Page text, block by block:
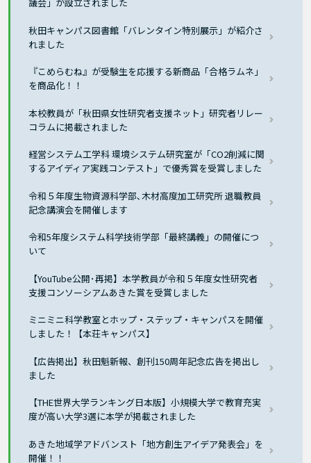
秋田キャンパス図書館「バレンタイン特別展示」が紹介さ
れました
『こめらむね』が受験生を応援する新商品「合格ラムネ」
を商品化！！
本校教員が「秋田県女性研究者支援ネット」研究者リレー
コラムに掲載されました
経営システム工学科 環境システム研究室が「CO2削減に関
するアイディア実践コンテスト」で優秀賞を受賞しました
令和５年度生物資源科学部､木材高度加工研究所 退職教員
記念講演会を開催します
令和5年度システム科学技術学部「最終講義」の開催につ
いて
【YouTube公開･再掲】本学教員が令和５年度女性研究者
支援コンソーシアムあきた賞を受賞しました
ミニミニ科学教室とホップ・ステップ・キャンパスを開催
しました！【本荘キャンパス】
【広告掲出】秋田魁新報、創刊150周年記念広告を掲出し
ました
【THE世界大学ランキング日本版】小規模大学で教育充実
度が高い大学3選に本学が掲載されました
あきた地域学アドバンスト「地方創生アイデア発表会」を
開催！！